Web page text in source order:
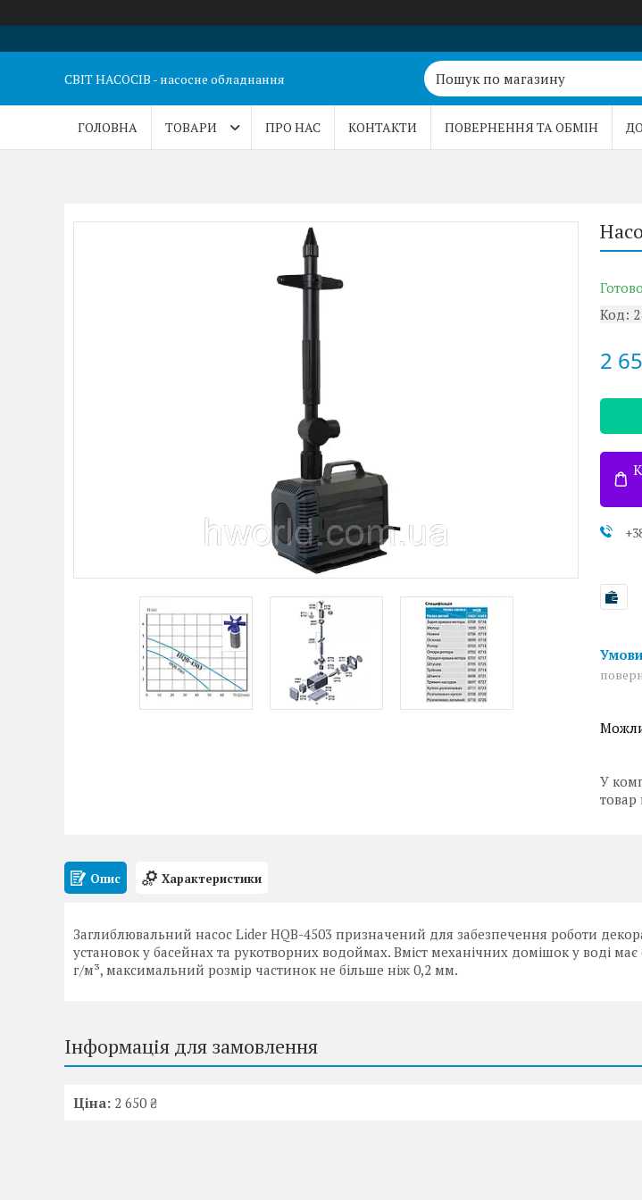
СВІТ НАСОСІВ - насосне обладнання
ГОЛОВНА ТОВАРИ ПРО НАС КОНТАКТИ ПОВЕРНЕННЯ ТА ОБМІН
Код:
2
У
Опис Характеристики
Заглиблювальний насос Lider HQB-4503 призначений для забезпечення роботи
установок у басейнах та рукотворних водоймах. Вміст механічних домішок у воді
г/м³, максимальний розмір частинок не більше ніж 0,2 мм.
Інформація для замовлення
Ціна: 2 650 ₴